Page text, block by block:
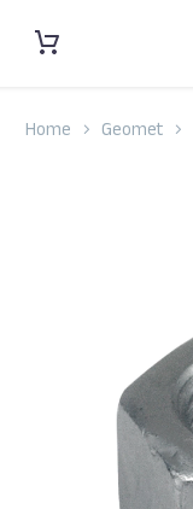
Home Geomet